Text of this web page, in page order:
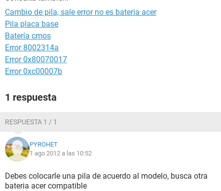
Cambio de pila, sale error no es bateria acer
Pila placa base
Batería cmos
Error 8002314a
Error 0x80070017
Error 0xc00007b
1 respuesta
RESPUESTA 1 / 1
PYROHET
1 ago 2012 a las 10:52
Debes colocarle una pila de acuerdo al modelo, busca otra
bateria acer compatible